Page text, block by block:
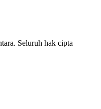
Seluruh hak cipta